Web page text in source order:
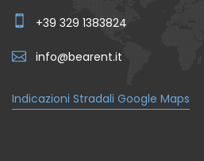
+39 329 1383824
info@bearent.it
Indicazioni Stradali Google Maps